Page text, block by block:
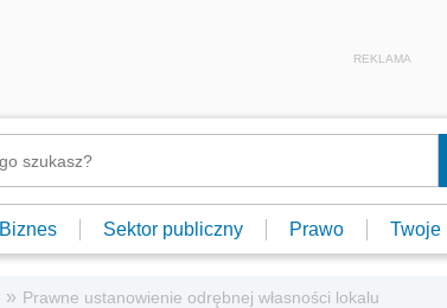
REKLAMA
Biznes Sektor publiczny Prawo Twoje
» Prawne ustanowienie odrębnej własności lokalu